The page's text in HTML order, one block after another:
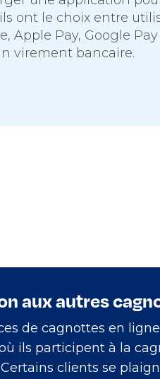
ont le choix entre
Apple Pay, Google Pay
virement bancaire.
aux autres
de cagnottes en
ils participent à la
clients se